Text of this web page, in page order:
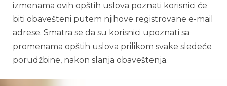
izmenama ovih opštih uslova poznati korisnici će
biti obavešteni putem njihove registrovane e-mail
adrese. Smatra se da su korisnici upoznati sa
promenama opštih uslova prilikom svake sledeće
porudžbine, nakon slanja obaveštenja.